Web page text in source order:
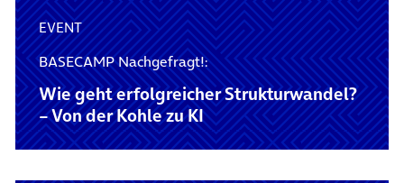
EVENT
BASECAMP Nachgefragt!:
Wie geht erfolgreicher Strukturwandel?
– Von der Kohle zu KI